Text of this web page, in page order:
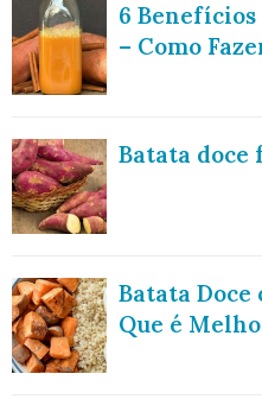
6 Benefícios
– Como
Batata doce
Batata
Que é